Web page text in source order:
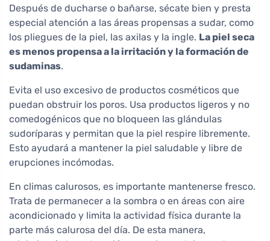
Después de ducharse o bañarse, sécate bien y presta
especial atención a las áreas propensas a sudar, como
los pliegues de la piel, las axilas y la ingle. La piel seca
es menos propensa a la irritación y la formación de
sudaminas.
Evita el uso excesivo de productos cosméticos que
puedan obstruir los poros. Usa productos ligeros y no
comedogénicos que no bloqueen las glándulas
sudoríparas y permitan que la piel respire libremente.
Esto ayudará a mantener la piel saludable y libre de
erupciones incómodas.
En climas calurosos, es importante mantenerse fresco.
Trata de permanecer a la sombra o en áreas con aire
acondicionado y limita la actividad física durante la
parte más calurosa del día. De esta manera,